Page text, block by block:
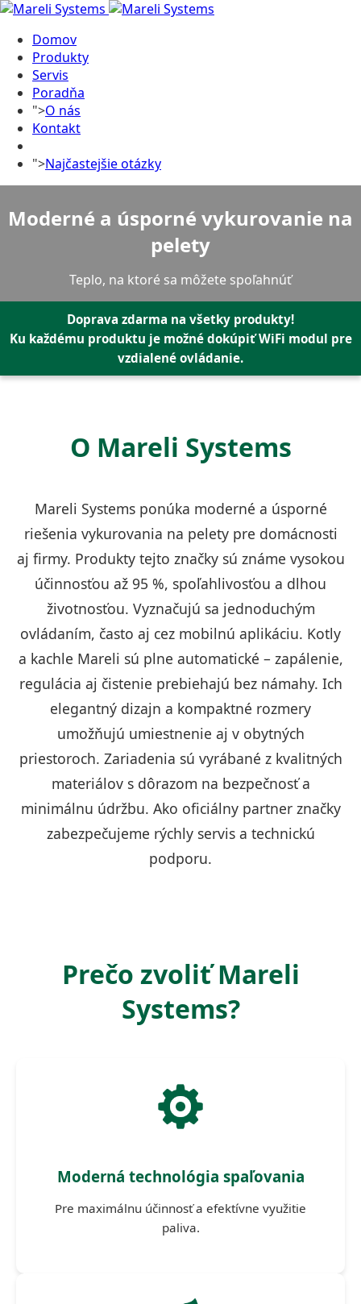
Domov
Produkty
Servis
Poradňa
">O nás
Kontakt
">Najčastejšie otázky
Moderné a úsporné vykurovanie na
pelety
Teplo, na ktoré sa môžete spoľahnúť
Doprava zdarma na všetky produkty!
Ku každému produktu je možné dokúpiť WiFi modul pre
vzdialené ovládanie.
O Mareli Systems
Mareli Systems ponúka moderné a úsporné
riešenia vykurovania na pelety pre domácnosti
aj firmy. Produkty tejto značky sú známe vysokou
účinnosťou až 95 %, spoľahlivosťou a dlhou
životnosťou. Vyznačujú sa jednoduchým
ovládaním, často aj cez mobilnú aplikáciu. Kotly
a kachle Mareli sú plne automatické – zapálenie,
regulácia aj čistenie prebiehajú bez námahy. Ich
elegantný dizajn a kompaktné rozmery
umožňujú umiestnenie aj v obytných
priestoroch. Zariadenia sú vyrábané z kvalitných
materiálov s dôrazom na bezpečnosť a
minimálnu údržbu. Ako oficiálny partner značky
zabezpečujeme rýchly servis a technickú
podporu.
Prečo zvoliť Mareli
Systems?
Moderná technológia spaľovania
Pre maximálnu účinnosť a efektívne využitie
paliva.